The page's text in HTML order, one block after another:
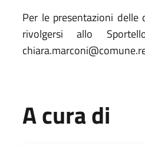
Per le presentazioni
rivolgersi allo
A cura di